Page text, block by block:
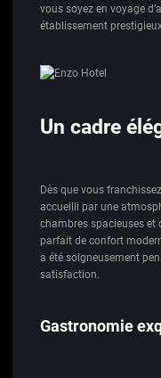
vous soyez en voyage
établissement
Un cadre
Dès que vous
accueilli par une
chambres spacieuses et
parfait de confort
a été soigneusement
satisfaction.
Gastronomie